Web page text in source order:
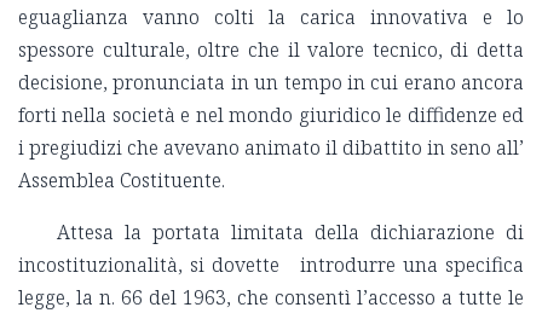
eguaglianza vanno colti la carica innovativa e lo
spessore culturale, oltre che il valore tecnico, di detta
decisione, pronunciata in un tempo in cui erano ancora
forti nella società e nel mondo giuridico le diffidenze ed
i pregiudizi che avevano animato il dibattito in seno all’
Assemblea Costituente.
Attesa la portata limitata della dichiarazione di
incostituzionalità, si dovette introdurre una specifica
legge, la n. 66 del 1963, che consentì l’accesso a tutte le